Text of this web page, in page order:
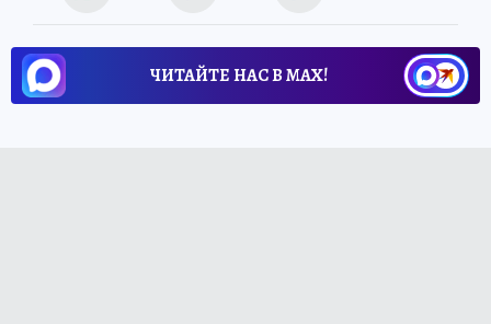
ЧИТАЙТЕ НАС В МАХ!